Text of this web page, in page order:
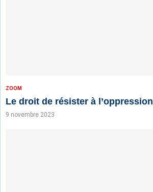
ZOOM
Le droit de résister à l’oppression
9 novembre 2023